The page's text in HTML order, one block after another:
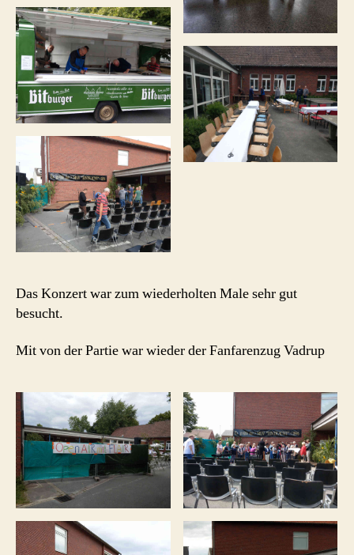
Das Konzert war zum wiederholten Male sehr gut
besucht.
Mit von der Partie war wieder der Fanfarenzug Vadrup